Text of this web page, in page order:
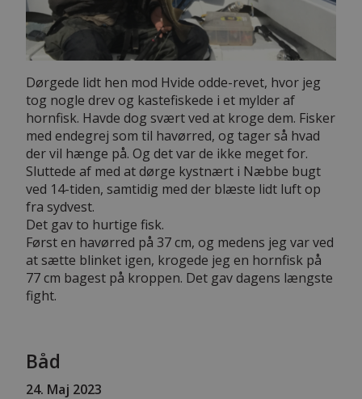
Dørgede lidt hen mod Hvide odde-revet, hvor jeg
tog nogle drev og kastefiskede i et mylder af
hornfisk. Havde dog svært ved at kroge dem. Fisker
med endegrej som til havørred, og tager så hvad
der vil hænge på. Og det var de ikke meget for.
Sluttede af med at dørge kystnært i Næbbe bugt
ved 14-tiden, samtidig med der blæste lidt luft op
fra sydvest.
Det gav to hurtige fisk.
Først en havørred på 37 cm, og medens jeg var ved
at sætte blinket igen, krogede jeg en hornfisk på
77 cm bagest på kroppen. Det gav dagens længste
fight.
Båd
24. Maj 2023